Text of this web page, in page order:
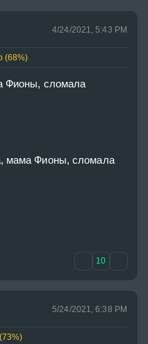
4/24/2021, 5:43 PM
(68%)
Фионы, сломала
мама Фионы, сломала
10
5/24/2021, 6:38 PM